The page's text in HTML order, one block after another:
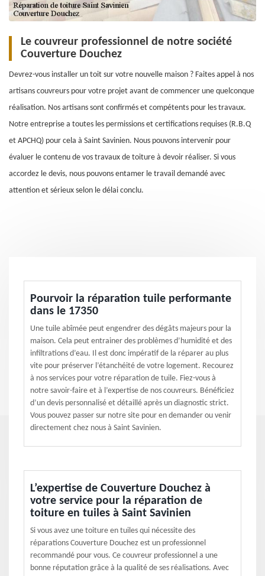
Le couvreur professionnel de notre société
Couverture Douchez
Devrez-vous installer un toit sur votre nouvelle maison ? Faites appel à nos
artisans couvreurs pour votre projet avant de commencer une quelconque
réalisation. Nos artisans sont confirmés et compétents pour les travaux.
Notre entreprise a toutes les permissions et certifications requises (R.B.Q
et APCHQ) pour cela à Saint Savinien. Nous pouvons intervenir pour
évaluer le contenu de vos travaux de toiture à devoir réaliser. Si vous
accordez le devis, nous pouvons entamer le travail demandé avec
attention et sérieux selon le délai conclu.
Pourvoir la réparation tuile performante
dans le 17350
Une tuile abîmée peut engendrer des dégâts majeurs pour la
maison. Cela peut entrainer des problèmes d’humidité et des
infiltrations d’eau. Il est donc impératif de la réparer au plus
vite pour préserver l’étanchéité de votre logement. Recourez
à nos services pour votre réparation de tuile. Fiez-vous à
notre savoir-faire et à l’expertise de nos couvreurs. Bénéficiez
d’un devis personnalisé et détaillé après un diagnostic strict.
Vous pouvez passer sur notre site pour en demander ou venir
directement chez nous à Saint Savinien.
L’expertise de Couverture Douchez à
votre service pour la réparation de
toiture en tuiles à Saint Savinien
Si vous avez une toiture en tuiles qui nécessite des
réparations Couverture Douchez est un professionnel
recommandé pour vous. Ce couvreur professionnel a une
bonne réputation grâce à la qualité de ses réalisations. Avec